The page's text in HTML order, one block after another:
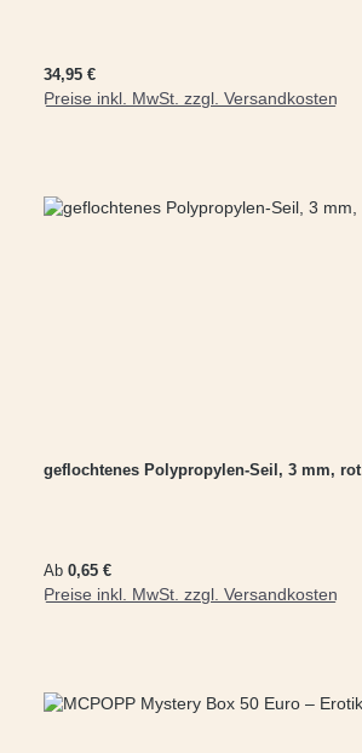
Regulärer Preis:
34,95 €
Preise inkl. MwSt. zzgl. Versandkosten
In den Warenkorb
geflochtenes Polypropylen-Seil, 3 mm, rot
Regulärer Preis:
Ab 0,65 €
Preise inkl. MwSt. zzgl. Versandkosten